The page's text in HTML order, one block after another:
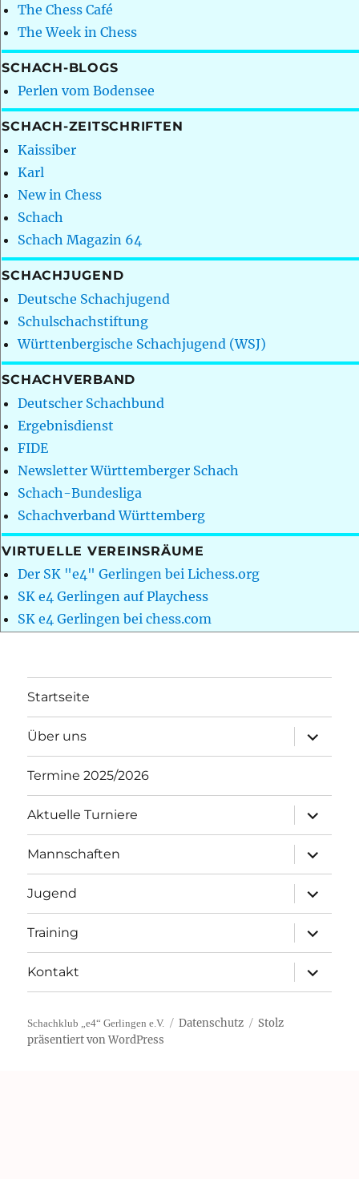
The Chess Café
The Week in Chess
SCHACH-BLOGS
Perlen vom Bodensee
SCHACH-ZEITSCHRIFTEN
Kaissiber
Karl
New in Chess
Schach
Schach Magazin 64
SCHACHJUGEND
Deutsche Schachjugend
Schulschachstiftung
Württenbergische Schachjugend (WSJ)
SCHACHVERBAND
Deutscher Schachbund
Ergebnisdienst
FIDE
Newsletter Württemberger Schach
Schach-Bundesliga
Schachverband Württemberg
VIRTUELLE VEREINSRÄUME
Der SK "e4" Gerlingen bei Lichess.org
SK e4 Gerlingen auf Playchess
SK e4 Gerlingen bei chess.com
Startseite
Über uns
öffnen
Termine 2025/2026
Aktuelle Turniere
öffnen
Mannschaften
öffnen
Jugend
öffnen
Training
öffnen
Kontakt
öffnen
Schachklub „e4“ Gerlingen e.V. Datenschutz
Stolz
präsentiert von WordPress